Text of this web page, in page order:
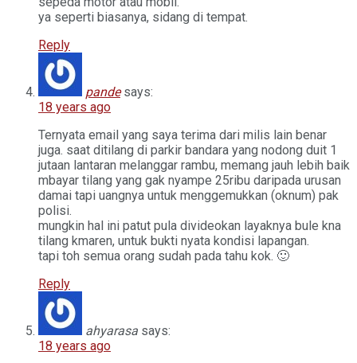
ya seperti biasanya, sidang di tempat.
Reply
pande says:
18 years ago
Ternyata email yang saya terima dari milis lain benar
juga. saat ditilang di parkir bandara yang nodong duit 1
jutaan lantaran melanggar rambu, memang jauh lebih baik
mbayar tilang yang gak nyampe 25ribu daripada urusan
damai tapi uangnya untuk menggemukkan (oknum) pak
polisi.
mungkin hal ini patut pula divideokan layaknya bule kna
tilang kmaren, untuk bukti nyata kondisi lapangan.
tapi toh semua orang sudah pada tahu kok. 🙂
Reply
ahyarasa says:
18 years ago